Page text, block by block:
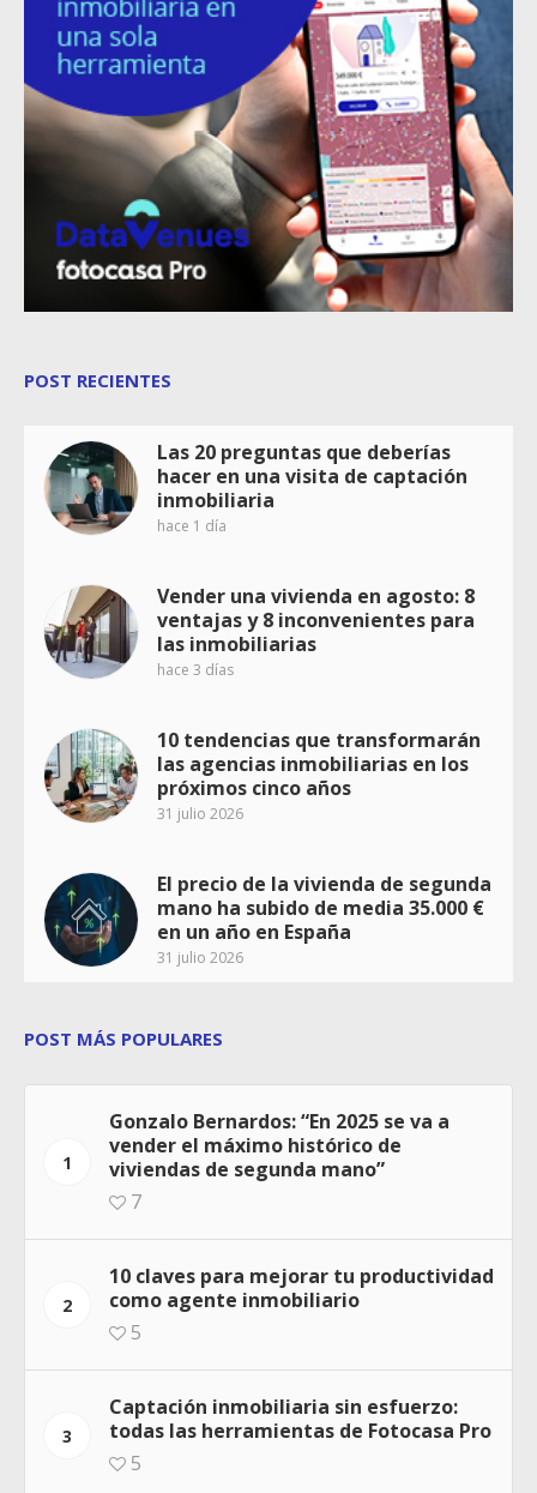
POST RECIENTES
Las 20 preguntas que deberías
hacer en una visita de captación
inmobiliaria
hace 1 día
Vender una vivienda en agosto: 8
ventajas y 8 inconvenientes para
las inmobiliarias
hace 3 días
10 tendencias que transformarán
las agencias inmobiliarias en los
próximos cinco años
31 julio 2026
El precio de la vivienda de segunda
mano ha subido de media 35.000 €
en un año en España
31 julio 2026
POST MÁS POPULARES
1
Gonzalo Bernardos: “En 2025 se va a
vender el máximo histórico de
viviendas de segunda mano”
7
2
10 claves para mejorar tu productividad
como agente inmobiliario
5
3
Captación inmobiliaria sin esfuerzo:
todas las herramientas de Fotocasa Pro
5